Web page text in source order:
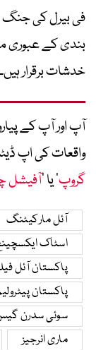
فی بیرل کی جنگ
بندی کے
خدشات برقرار ہیں۔
آپ اور آپ کے
واقعات کی اپ
گروپ‘ یا ’آفیشل
آئل مارکیٹنگ
اسٹاک
پاکستان آئل
پاکستان
سوئی سدرن
ماری انرجیز